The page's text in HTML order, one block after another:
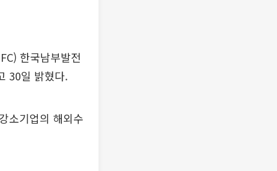
한국남부발전
30일 밝혔다.
소기업의 해외수